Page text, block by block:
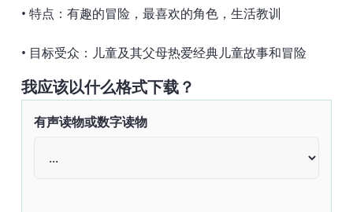
• 特点：有趣的冒险，最喜欢的角色，生活教训
• 目标受众：儿童及其父母热爱经典儿童故事和冒险
我应该以什么格式下载？
有声读物或数字读物